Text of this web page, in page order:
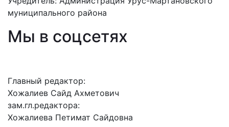
муниципального района
Мы в соцсетях
Главный редактор:
Хожалиев Сайд Ахметович
зам.гл.редактора:
Хожалиева Петимат Сайдовна